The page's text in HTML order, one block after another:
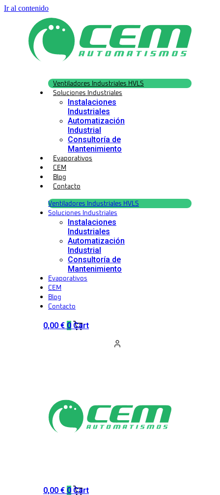
Ir al contenido
Ventiladores Industriales HVLS
Soluciones Industriales
Instalaciones
Industriales
Automatización
Industrial
Consultoría de
Mantenimiento
Evaporativos
CEM
Blog
Contacto
Ventiladores Industriales HVLS
Soluciones Industriales
Instalaciones
Industriales
Automatización
Industrial
Consultoría de
Mantenimiento
Evaporativos
CEM
Blog
Contacto
0,00 € 0 Cart
0,00 € 0 Cart